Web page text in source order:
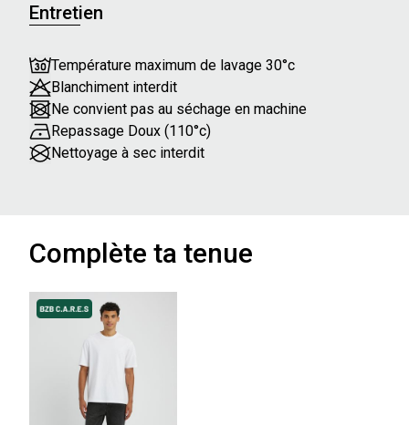
Entretien
Température maximum de lavage 30°c
Blanchiment interdit
Ne convient pas au séchage en machine
Repassage Doux (110°c)
Nettoyage à sec interdit
Complète ta tenue